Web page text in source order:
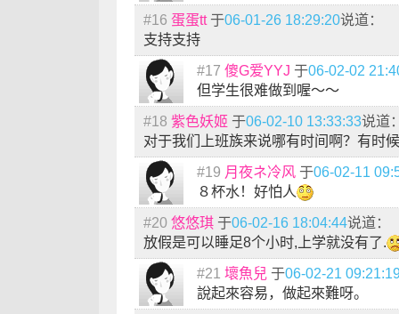
#16 蛋蛋tt于06-01-26 18:29:20说道：
支持支持
#17 傻G爱YYJ 于06-02-02
但学生很难做到喔～～
#18 紫色妖姬 于06-02-10 13:33:33说道
对于我们上班族来说哪有时间啊？有时
#19 月夜ネ冷风 于06-02-11
８杯水！好怕人
#20 悠悠琪 于06-02-16 18:04:44说道：
放假是可以睡足8个小时,上学就没有了.
#21 壞魚兒 于06-02-21
說起來容易，做起來難呀。